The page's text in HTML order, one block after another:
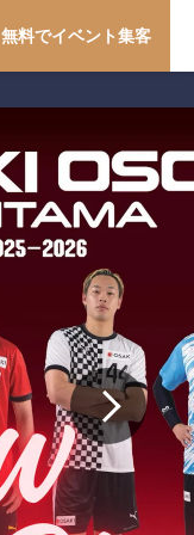
無料でイベント集客